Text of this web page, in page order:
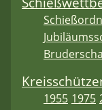
1955 1975